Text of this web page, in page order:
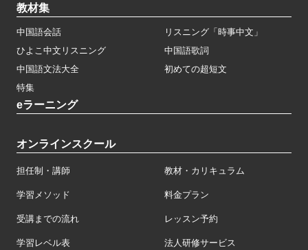
教材集
中国語会話
リスニング「時事中文」
ひよこ中文リスニング
中国語歌詞
中国語文法大全
初めての超短文
特集
eラーニング
オンラインスクール
担任制・講師 教材・カリキュラム
学習メソッド 料金プラン
受講までの流れ レッスン予約
学習レベル表 法人研修サービス